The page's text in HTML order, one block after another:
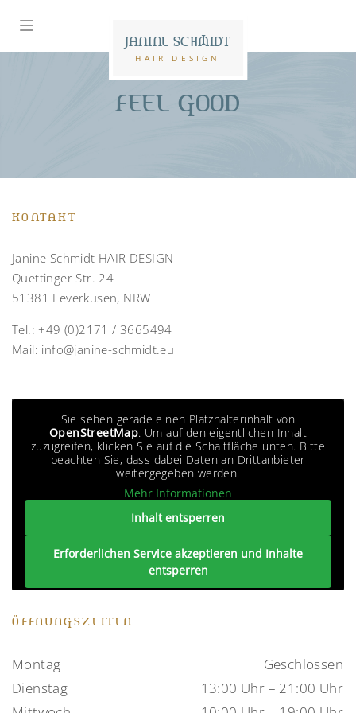
JANINE SCHMIDT
HAIR DESIGN
FEEL GOOD
KONTAKT
Janine Schmidt HAIR DESIGN
Quettinger Str. 24
51381 Leverkusen, NRW
Tel.:+49 (0)2171 / 3665494
Mail: info@janine-schmidt.eu
Sie sehen gerade einen Platzhalterinhalt von
OpenStreetMap. Um auf den eigentlichen Inhalt
zuzugreifen, klicken Sie auf die Schaltfläche unten. Bitte
beachten Sie, dass dabei Daten an Drittanbieter
weitergegeben werden.
Mehr Informationen
Inhalt entsperren
Erforderlichen Service akzeptieren und Inhalte
entsperren
ÖFFNUNGSZEITEN
Montag
Geschlossen
Dienstag
13:00 Uhr – 21:00 Uhr